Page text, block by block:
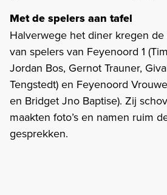
Met de spelers aan tafel
Halverwege het diner kregen
van spelers van Feyenoord 1
Jordan Bos, Gernot Trauner,
Tengstedt) en Feyenoord
en Bridget Jno Baptise). Zij
maakten foto’s en namen ruim
gesprekken.